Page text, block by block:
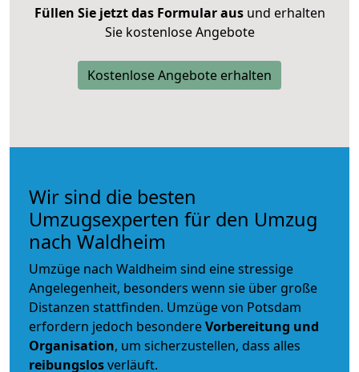
Füllen Sie jetzt das Formular ausund erhalten
Sie kostenlose Angebote
Kostenlose Angebote erhalten
Wir sind die besten
Umzugsexperten für den Umzug
nach Waldheim
Umzüge nach Waldheim sind eine stressige
Angelegenheit, besonders wenn sie über große
Distanzen stattfinden. Umzüge von Potsdam
erfordern jedoch besondereVorbereitung und
Organisation, um sicherzustellen, dass alles
reibungslosverläuft.